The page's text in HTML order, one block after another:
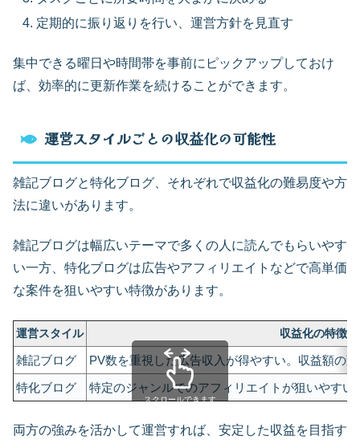
定期的に振り返りを行い、運営方針を見直す
集中できる曜日や時間帯を事前にピックアップしておけ
ば、効率的に更新作業を続けることができます。
運営スタイルごとの収益化の可能性
雑記ブログと特化ブログ、それぞれで収益化の難易度や方
法に違いがあります。
雑記ブログは幅広いテーマで多くの人に読んでもらいやす
い一方、特化ブログは広告やアフィリエイトなどで高単価
な案件を狙いやすい特徴があります。
運営スタイル 収益化の特徴
雑記ブログ
PV数を重視した広告収入が得やすい。収益額の
特化ブログ
特定のジャンルでのアフィリエイトが狙いやす
スクロールできます
両方の強みを活かして運営すれば、安定した収益を目指す